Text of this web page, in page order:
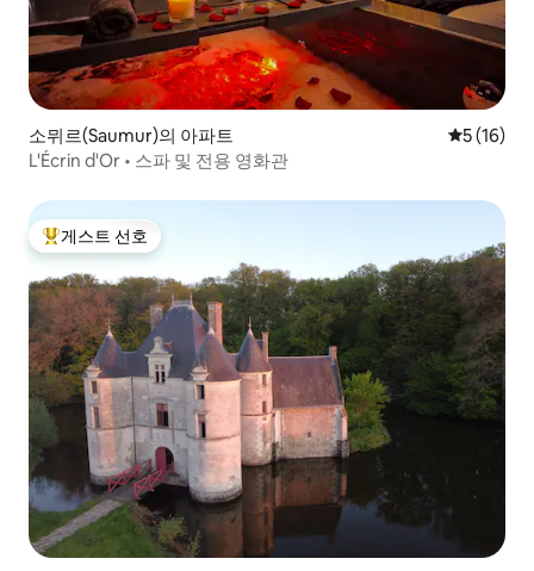
소뮈르(Saumur)의 아파트 평점 5점
5 (16)
L'Écrin d'Or • 스파 및 전용 영화관
상위 게스트 선호
게스트 선호